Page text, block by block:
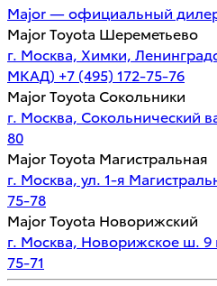
Major — официальный
Major Toyota Шереметьево
г. Москва, Химки,
МКАД) +7 (495) 172-75-76
Major Toyota Сокольники
г. Москва, Сокольнический
80
Major Toyota Магистральная
г. Москва, ул. 1-я
75-78
Major Toyota Новорижский
г. Москва, Новорижское ш.
75-71